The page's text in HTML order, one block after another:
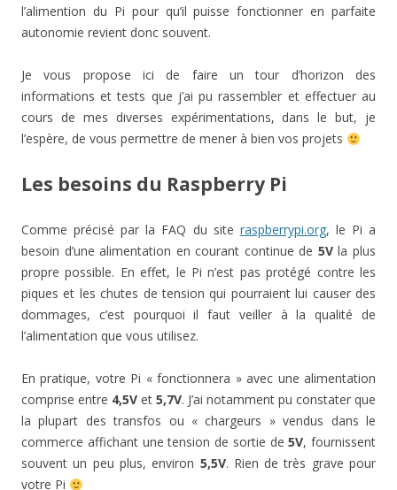
l’alimention du Pi pour qu’il puisse fonctionner en parfaite
autonomie revient donc souvent.
Je vous propose ici de faire un tour d’horizon des
informations et tests que j’ai pu rassembler et effectuer au
cours de mes diverses expérimentations, dans le but, je
l’espère, de vous permettre de mener à bien vos projets
Les besoins du Raspberry Pi
Comme précisé par la FAQ du site raspberrypi.org, le Pi a
besoin d’une alimentation en courant continue de 5Vla plus
propre possible. En effet, le Pi n’est pas protégé contre les
piques et les chutes de tension qui pourraient lui causer des
dommages, c’est pourquoi il faut veiller à la qualité de
l’alimentation que vous utilisez.
En pratique, votre Pi « fonctionnera » avec une alimentation
comprise entre 4,5V et 5,7V. J’ai notamment pu constater que
la plupart des transfos ou « chargeurs » vendus dans le
commerce affichant une tension de sortie de5V, fournissent
souvent un peu plus, environ 5,5V. Rien de très grave pour
votre Pi